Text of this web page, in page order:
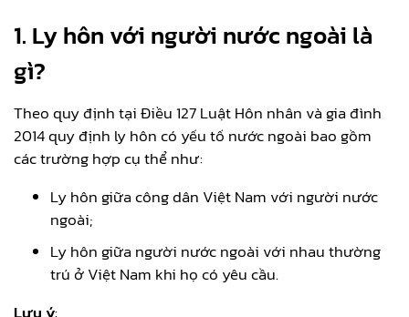
1. Ly hôn với người nước ngoài là
gì?
Theo quy định tại Điều 127 Luật Hôn nhân và gia đình
2014 quy định ly hôn có yếu tố nước ngoài bao gồm
các trường hợp cụ thể như:
Ly hôn giữa công dân Việt Nam với người nước
ngoài;
Ly hôn giữa người nước ngoài với nhau thường
trú ở Việt Nam khi họ có yêu cầu.
Lưu ý: